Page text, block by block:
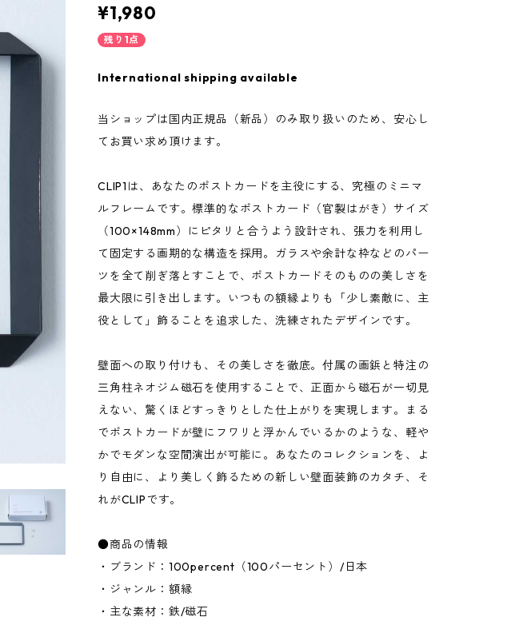
¥1,980
残り1点
International shipping available
当ショップは国内正規品（新品）のみ取り扱いのため、安心し
てお買い求め頂けます。
CLIP1は、あなたのポストカードを主役にする、究極のミニマ
ルフレームです。標準的なポストカード（官製はがき）サイズ
（100×148mm）にピタリと合うよう設計され、張力を利用し
て固定する画期的な構造を採用。ガラスや余計な枠などのパー
ツを全て削ぎ落とすことで、ポストカードそのものの美しさを
最大限に引き出します。いつもの額縁よりも「少し素敵に、主
役として」飾ることを追求した、洗練されたデザインです。
壁面への取り付けも、その美しさを徹底。付属の画鋲と特注の
三角柱ネオジム磁石を使用することで、正面から磁石が一切見
えない、驚くほどすっきりとした仕上がりを実現します。まる
でポストカードが壁にフワリと浮かんでいるかのような、軽や
かでモダンな空間演出が可能に。あなたのコレクションを、よ
り自由に、より美しく飾るための新しい壁面装飾のカタチ、そ
れがCLIPです。
●商品の情報
・ブランド：100percent（100パーセント）/日本
・ジャンル：額縁
・主な素材：鉄/磁石